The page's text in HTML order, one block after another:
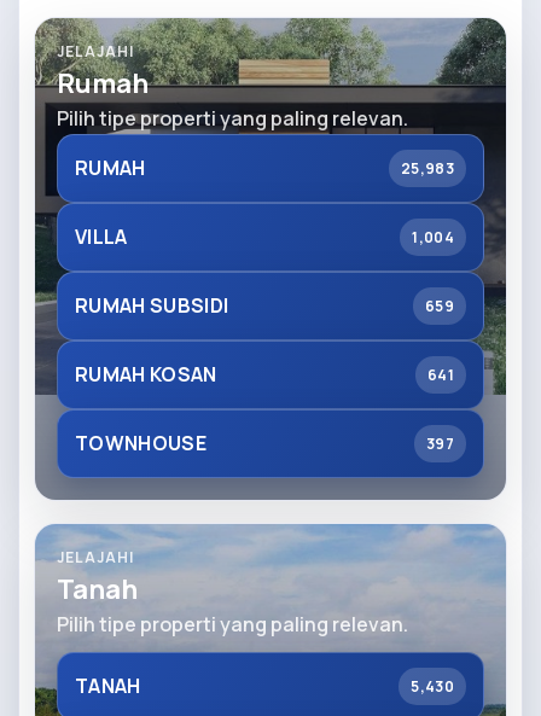
JELAJAHI
Rumah
Pilih tipe properti yang paling relevan.
RUMAH
25,983
VILLA 1,004
RUMAH SUBSIDI 659
RUMAH KOSAN 641
TOWNHOUSE 397
JELAJAHI
Tanah
Pilih tipe properti yang paling relevan.
TANAH 5,430